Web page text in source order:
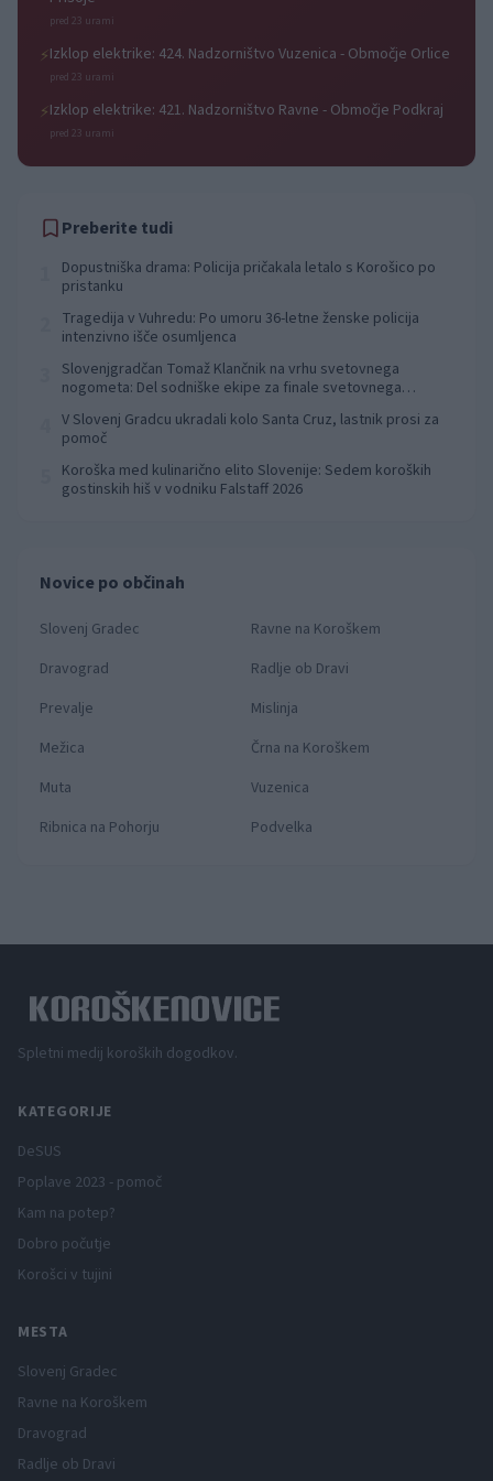
pred 23 urami
⚡Izklop elektrike: 424. Nadzorništvo Vuzenica - Območje Orlice
pred 23 urami
⚡Izklop elektrike: 421. Nadzorništvo Ravne - Območje Podkraj
pred 23 urami
Preberite tudi
Dopustniška drama: Policija pričakala letalo s Korošico po
pristanku
Tragedija v Vuhredu: Po umoru 36-letne ženske policija
intenzivno išče osumljenca
Slovenjgradčan Tomaž Klančnik na vrhu svetovnega
nogometa: Del sodniške ekipe za finale svetovnega
V Slovenj Gradcu ukradali kolo Santa Cruz, lastnik prosi za
pomoč
Koroška med kulinarično elito Slovenije: Sedem koroških
gostinskih hiš v vodniku Falstaff 2026
Novice po občinah
Slovenj Gradec
Ravne na Koroškem
Dravograd
Radlje ob Dravi
Prevalje
Mislinja
Mežica
Črna na Koroškem
Muta
Vuzenica
Ribnica na Pohorju
Podvelka
Spletni medij koroških dogodkov.
KATEGORIJE
DeSUS
Poplave 2023 - pomoč
Kam na potep?
Dobro počutje
Korošci v tujini
MESTA
Slovenj Gradec
Ravne na Koroškem
Dravograd
Radlje ob Dravi